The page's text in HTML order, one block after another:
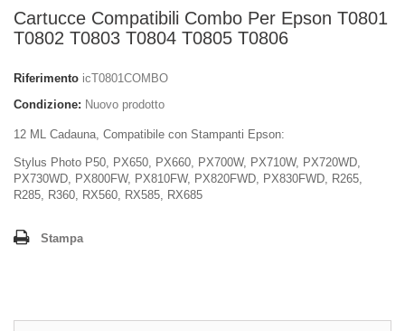
Cartucce Compatibili Combo Per Epson T0801
T0802 T0803 T0804 T0805 T0806
Riferimento icT0801COMBO
Condizione: Nuovo prodotto
12 ML Cadauna, Compatibile con Stampanti Epson:
Stylus Photo P50, PX650, PX660, PX700W, PX710W, PX720WD,
PX730WD, PX800FW, PX810FW, PX820FWD, PX830FWD, R265,
R285, R360, RX560, RX585, RX685
Stampa